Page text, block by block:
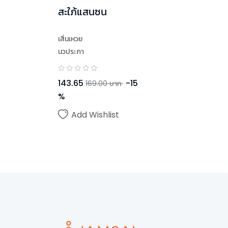
สะใภ้แสนซน
เสิ่นเหวย
นวประภา
143.65 169.00 บาท -15
%
Add Wishlist